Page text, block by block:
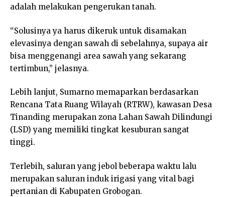
adalah melakukan pengerukan tanah.
“Solusinya ya harus dikeruk untuk disamakan
elevasinya dengan sawah di sebelahnya, supaya air
bisa menggenangi area sawah yang sekarang
tertimbun,” jelasnya.
Lebih lanjut, Sumarno memaparkan berdasarkan
Rencana Tata Ruang Wilayah (RTRW), kawasan Desa
Tinanding merupakan zona Lahan Sawah Dilindungi
(LSD) yang memiliki tingkat kesuburan sangat
tinggi.
Terlebih, saluran yang jebol beberapa waktu lalu
merupakan saluran induk irigasi yang vital bagi
pertanian di Kabupaten Grobogan.